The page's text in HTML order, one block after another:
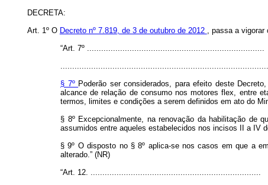
DECRETA:
Art. 1º O Decreto nº 7.819, de 3 de outubro de 2012 , passa a vigorar
“Art. 7º ...........................................................................
§ 7º Poderão ser considerados, para efeito deste
alcance de relação de consumo nos motores flex, entre
termos, limites e condições a serem definidos em ato do
§ 8º Excepcionalmente, na renovação da habilitação de
assumidos entre aqueles estabelecidos nos incisos II a IV
§ 9º O disposto no § 8º aplica-se nos casos em que a
alterado.” (NR)
“Art. 12. ........................................................................